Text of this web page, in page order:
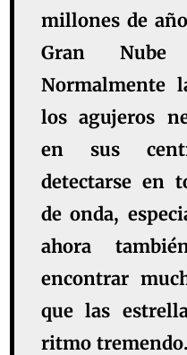
millones de
Gran Nube
Normalmente
los agujeros
en sus
detectarse en
de onda,
ahora
encontrar
que las
ritmo